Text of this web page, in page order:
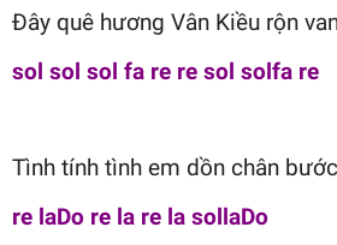
Đây quê hương Vân Kiều rộn
sol sol sol fa re re sol solfa re
Tình tính tình em dồn chân bước
re laDo re la re la sollaDo